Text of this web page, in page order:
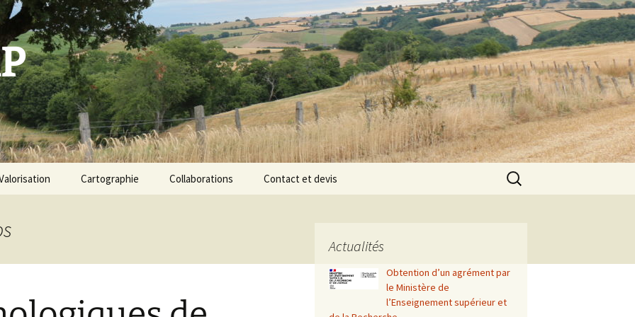
Cartographie Collaborations Contact et devis
Rechercher :
Actualités
Obtention d’un agrément par
le Ministère de
l’Enseignement supérieur et